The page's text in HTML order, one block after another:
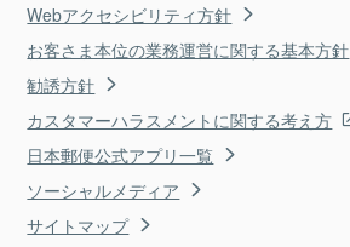
Webアクセシビリティ方針
お客さま本位の業務運営に関する基本方針
勧誘方針
カスタマーハラスメントに関する考え方
日本郵便公式アプリ一覧
ソーシャルメディア
サイトマップ